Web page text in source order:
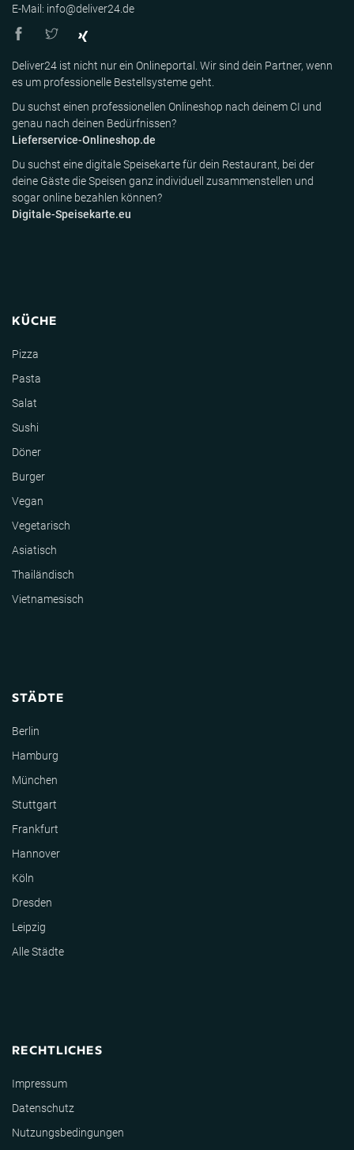
E-Mail: info@deliver24.de
Deliver24 ist nicht nur ein Onlineportal. Wir sind dein Partner, wenn
es um professionelle Bestellsysteme geht.
Du suchst einen professionellen Onlineshop nach deinem CI und
genau nach deinen Bedürfnissen?
Lieferservice-Onlineshop.de
Du suchst eine digitale Speisekarte für dein Restaurant, bei der
deine Gäste die Speisen ganz individuell zusammenstellen und
sogar online bezahlen können?
Digitale-Speisekarte.eu
KÜCHE
Pizza
Pasta
Salat
Sushi
Döner
Burger
Vegan
Vegetarisch
Asiatisch
Thailändisch
Vietnamesisch
STÄDTE
Berlin
Hamburg
München
Stuttgart
Frankfurt
Hannover
Köln
Dresden
Leipzig
Alle Städte
RECHTLICHES
Impressum
Datenschutz
Nutzungsbedingungen